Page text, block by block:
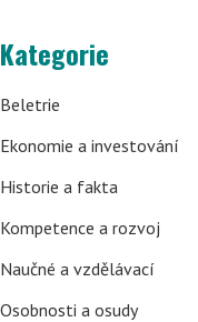
Kategorie
Beletrie
Ekonomie a investování
Historie a fakta
Kompetence a rozvoj
Naučné a vzdělávací
Osobnosti a osudy